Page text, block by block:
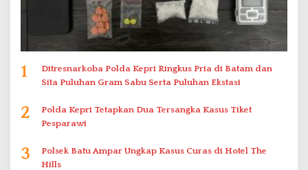
1
Ditresnarkoba Polda Kepri Ringkus Pria di Batam dan
Sita Puluhan Gram Sabu Serta Puluhan Ekstasi
2
Polda Kepri Tetapkan Dua Tersangka Kasus Tiket
Pesparawi
3
Polsek Batu Ampar Ungkap Kasus Curas di Hotel The
Hills